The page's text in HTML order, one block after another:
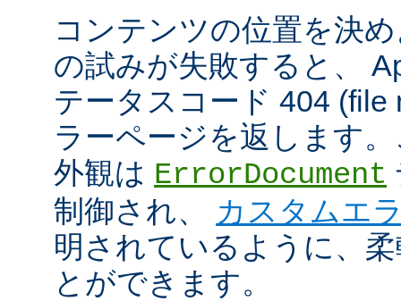
コンテンツの位置を決
の試みが失敗すると、
テータスコード 404 (file
ラーページを返します
外観は ErrorDocument
制御され、
カスタムエ
明されているように、
とができます。